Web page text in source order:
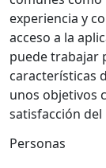
experiencia y
acceso a la
puede trabajar
características
unos objetivos
satisfacción del
Personas